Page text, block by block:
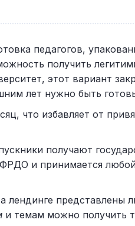
педагогов,
получить
этот вариант
лет нужно быть
что избавляет от
получают
и принимается
лендинге представлены
и темам можно получить